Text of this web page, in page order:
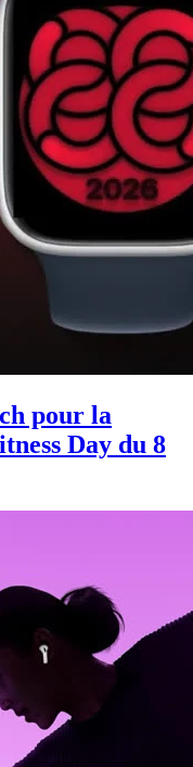
pour la
Day du 8